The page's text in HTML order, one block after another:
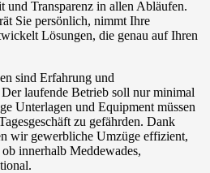
und Transparenz in allen Abläufen.
Sie persönlich, nimmt Ihre
Lösungen, die genau auf Ihren
sind Erfahrung und
laufende Betrieb soll nur minimal
Unterlagen und Equipment müssen
zu gefährden. Dank
wir gewerbliche Umzüge effizient,
innerhalb Meddewades,